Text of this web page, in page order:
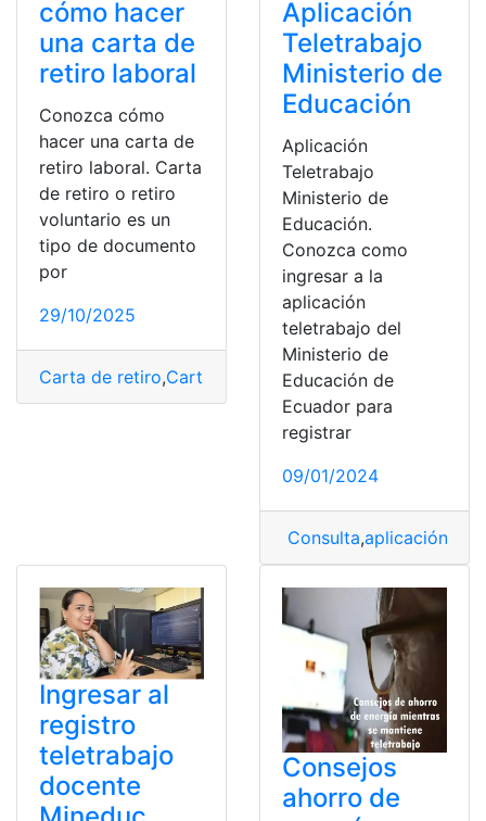
cómo hacer
una carta de
retiro laboral
Conozca cómo
hacer una carta de
retiro laboral. Carta
de retiro o retiro
voluntario es un
tipo de documento
por
29/10/2025
Carta de retiro,Cartas Teletrabajo
Aplicación
Teletrabajo
Ministerio de
Educación
Aplicación
Teletrabajo
Ministerio de
Educación.
Conozca como
ingresar a la
aplicación
teletrabajo del
Ministerio de
Educación de
Ecuador para
registrar
09/01/2024
Consulta,aplicación
Ingresar al
registro
teletrabajo
docente
Consejos
ahorro de